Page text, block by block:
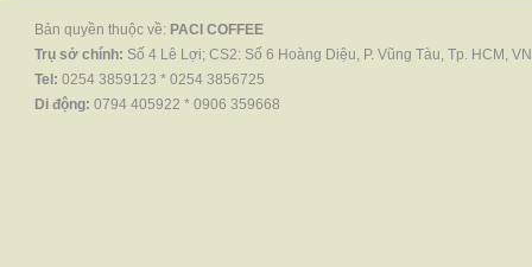
Bản quyền thuộc về: PACI COFFEE
Trụ sở chính: Số 4 Lê Lợi; CS2: Số 6 Hoàng Diệu, P. Vũng Tàu, Tp. HCM, VN
Tel: 0254 3859123 * 0254 3856725
Di động: 0794 405922 * 0906 359668